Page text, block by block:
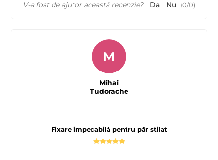
V-a fost de ajutor această recenzie? Da Nu (0/0)
Fixare impecabilă pentru păr stilat
M
Mihai
Tudorache